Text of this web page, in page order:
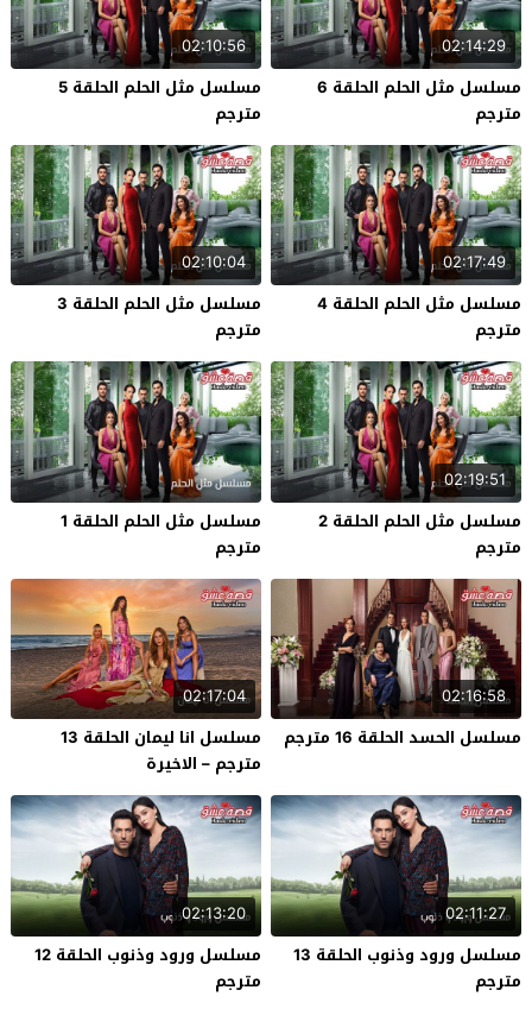
02:14:29
مسلسل مثل الحلم الحلقة 6
مترجم
02:10:56
مسلسل مثل الحلم الحلقة 5
مترجم
02:17:49
مسلسل مثل الحلم الحلقة 4
مترجم
02:10:04
مسلسل مثل الحلم الحلقة 3
مترجم
02:19:51
مسلسل مثل الحلم الحلقة 2
مترجم
مسلسل مثل الحلم الحلقة 1
مترجم
02:16:58
مسلسل الحسد الحلقة 16 مترجم
02:17:04
مسلسل انا ليمان الحلقة 13
مترجم – الاخيرة
02:11:27
مسلسل ورود وذنوب الحلقة 13
مترجم
02:13:20
مسلسل ورود وذنوب الحلقة 12
مترجم